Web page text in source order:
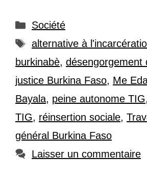
Catégories
Société
Étiquettes
alternative à
burkinabè, désengorgement
justice Burkina Faso, Me
Bayala, peine autonome TIG,
TIG, réinsertion sociale,
général Burkina Faso
Laisser un commentaire